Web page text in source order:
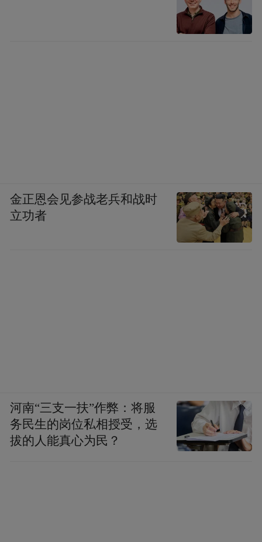
金正恩会见参战老兵和战时
立功者
河南“三支一扶”作弊：将服
务民生的岗位私相授受，选
拔的人能真心为民？